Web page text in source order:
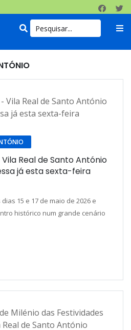
Real de Santo António
já esta sexta-feira
15 e 17 de maio de 2026 e
histórico num grande cenário